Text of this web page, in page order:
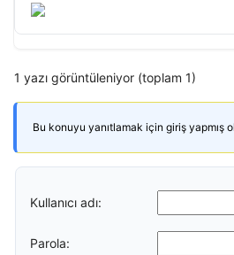
1 yazı görüntüleniyor (toplam 1)
Bu konuyu yanıtlamak için giriş yapmış
Kullanıcı adı:
Parola: